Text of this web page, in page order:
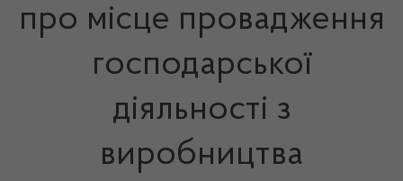
про місце провадження
господарської
діяльності з
виробництва